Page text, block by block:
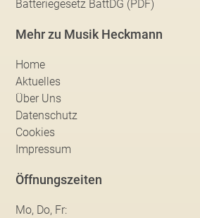
Batteriegesetz BattDG (PDF)
Mehr zu Musik Heckmann
Home
Aktuelles
Über Uns
Datenschutz
Cookies
Impressum
Öffnungszeiten
Mo, Do, Fr: